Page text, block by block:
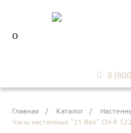
8
Главная / Каталог /
Часы настенные "21 Bek" СН-R